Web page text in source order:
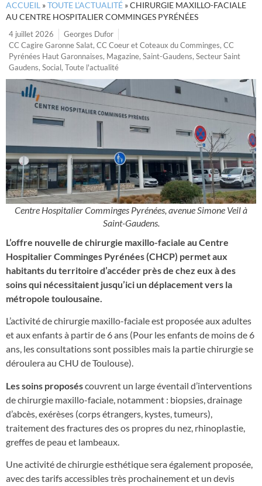
ACCUEIL »TOUTE L’ACTUALITÉ »CHIRURGIE MAXILLO-FACIALE
AU CENTRE HOSPITALIER COMMINGES PYRÉNÉES
4 juillet 2026
Georges Dufor
CC Cagire Garonne Salat, CC Coeur et Coteaux du Comminges, CC
Pyrénées Haut Garonnaises, Magazine, Saint-Gaudens, Secteur Saint
Gaudens, Social, Toute l'actualité
Centre Hospitalier Comminges Pyrénées, avenue Simone Veil à
Saint-Gaudens.
L’offre nouvelle de chirurgie maxillo-faciale au Centre
Hospitalier Comminges Pyrénées (CHCP) permet aux
habitants du territoire d’accéder près de chez eux à des
soins qui nécessitaient jusqu’ici un déplacement vers la
métropole toulousaine.
L’activité de chirurgie maxillo-faciale est proposée aux adultes
et aux enfants à partir de 6 ans (Pour les enfants de moins de 6
ans, les consultations sont possibles mais la partie chirurgie se
déroulera au CHU de Toulouse).
Les soins proposéscouvrent un large éventail d’interventions
de chirurgie maxillo-faciale, notamment : biopsies, drainage
d’abcès, exérèses (corps étrangers, kystes, tumeurs),
traitement des fractures des os propres du nez, rhinoplastie,
greffes de peau et lambeaux.
Une activité de chirurgie esthétique sera également proposée,
avec des tarifs accessibles très prochainement et un devis